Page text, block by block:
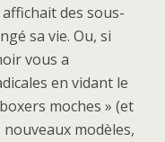
des sous-
sa vie. Ou, si
vous a
en vidant le
moches » (et
modèles,